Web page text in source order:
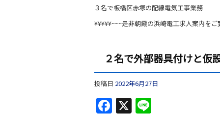
３名で板橋区赤塚の配線電気工事業務
¥¥¥¥¥~~~是非朝霞の浜崎電工求人案内を
２名で外部器具付けと仮
投稿日 2022年6月27日
F X